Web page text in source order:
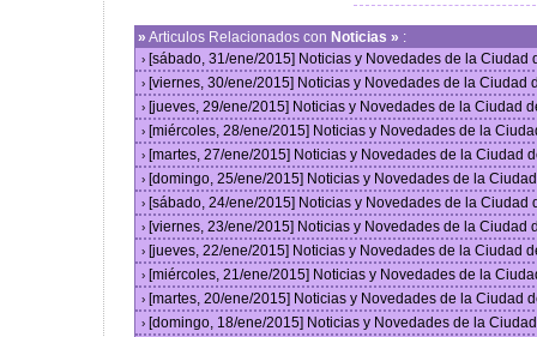
» Articulos Relacionados con Noticias » :
› [sábado, 31/ene/2015] Noticias y Novedades de la Ciudad
› [viernes, 30/ene/2015] Noticias y Novedades de la Ciudad
› [jueves, 29/ene/2015] Noticias y Novedades de la Ciudad
› [miércoles, 28/ene/2015] Noticias y Novedades de la
› [martes, 27/ene/2015] Noticias y Novedades de la Ciudad
› [domingo, 25/ene/2015] Noticias y Novedades de la
› [sábado, 24/ene/2015] Noticias y Novedades de la Ciudad
› [viernes, 23/ene/2015] Noticias y Novedades de la Ciudad
› [jueves, 22/ene/2015] Noticias y Novedades de la Ciudad
› [miércoles, 21/ene/2015] Noticias y Novedades de la
› [martes, 20/ene/2015] Noticias y Novedades de la Ciudad
› [domingo, 18/ene/2015] Noticias y Novedades de la